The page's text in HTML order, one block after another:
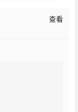
查看